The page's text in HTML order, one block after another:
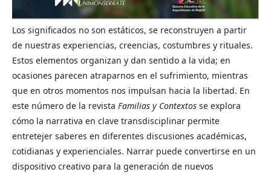
Los significados no son estáticos, se reconstruyen a partir
de nuestras experiencias, creencias, costumbres y rituales.
Estos elementos organizan y dan sentido a la vida; en
ocasiones parecen atraparnos en el sufrimiento, mientras
que en otros momentos nos impulsan hacia la libertad. En
este número de la revista Familias y Contextos se explora
cómo la narrativa en clave transdisciplinar permite
entretejer saberes en diferentes discusiones académicas,
cotidianas y experienciales. Narrar puede convertirse en un
dispositivo creativo para la generación de nuevos